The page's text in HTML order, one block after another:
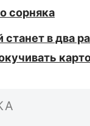
сорняка
станет в два